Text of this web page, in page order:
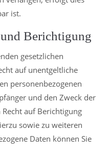
ist.
Berichtigung
gesetzlichen
auf unentgeltliche
personenbezogenen
und den Zweck der
auf Berichtigung
sowie zu weiteren
Daten können Sie